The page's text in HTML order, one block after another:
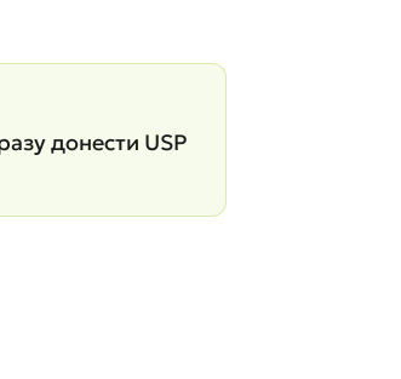
донести USP